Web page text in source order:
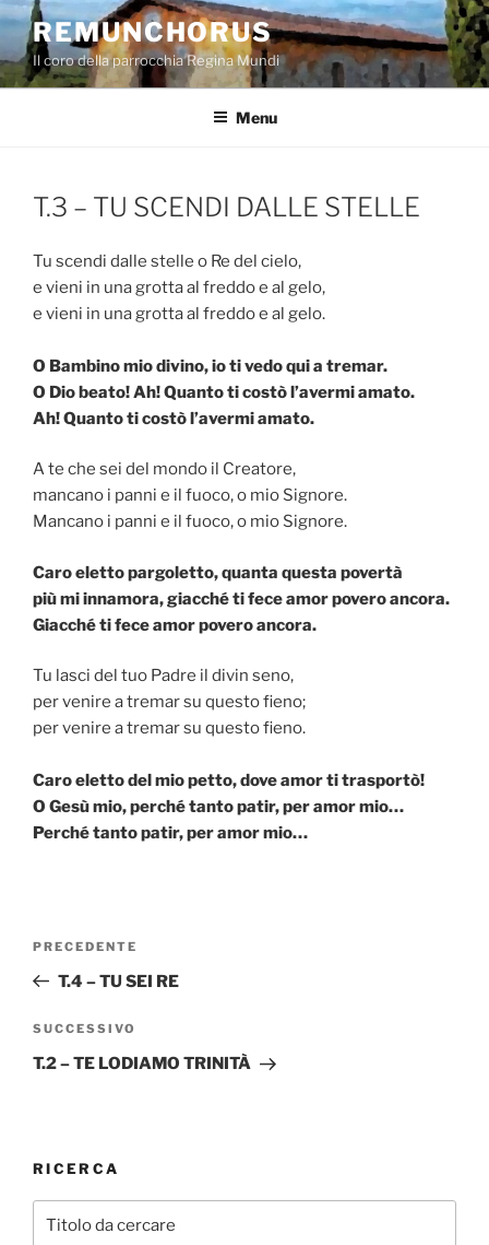
Salta
contenuto
REMUNCHORUS
Il coro della parrocchia Regina Mundi
Menu
T.3 – TU SCENDI DALLE STELLE
Tu scendi dalle stelle o Re del cielo,
e vieni in una grotta al freddo e al gelo,
e vieni in una grotta al freddo e al gelo.
O Bambino mio divino, io ti vedo qui a tremar.
O Dio beato! Ah! Quanto ti costò l’avermi amato.
Ah! Quanto ti costò l’avermi amato.
A te che sei del mondo il Creatore,
mancano i panni e il fuoco, o mio Signore.
Mancano i panni e il fuoco, o mio Signore.
Caro eletto pargoletto, quanta questa povertà
più mi innamora, giacché ti fece amor povero ancora.
Giacché ti fece amor povero ancora.
Tu lasci del tuo Padre il divin seno,
per venire a tremar su questo fieno;
per venire a tremar su questo fieno.
Caro eletto del mio petto, dove amor ti trasportò!
O Gesù mio, perché tanto patir, per amor mio…
Perché tanto patir, per amor mio…
Articolo
precedente:
PRECEDENTE
T.4 – TU SEI RE
Articolo
successivo
SUCCESSIVO
T.2 – TE LODIAMO TRINITÀ
RICERCA